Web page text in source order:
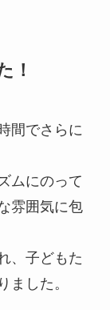
！
間でさらに
ムにのって
雰囲気に包
、子どもた
ました。